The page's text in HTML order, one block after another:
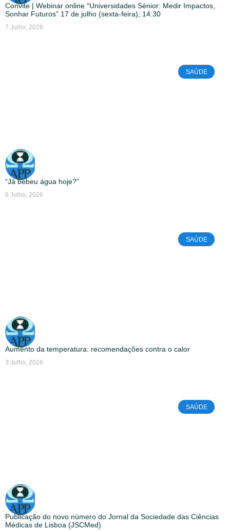
Convite | Webinar online “Universidades Sénior: Medir Impactos,
Sonhar Futuros” 17 de julho (sexta-feira); 14:30
7 Julho, 2026
SAÚDE
“Já bebeu água hoje?”
6 Julho, 2026
SAÚDE
Aumento da temperatura: recomendações contra o calor
3 Julho, 2026
SAÚDE
Publicação do novo número do Jornal da Sociedade das Ciências
Médicas de Lisboa (JSCMed)